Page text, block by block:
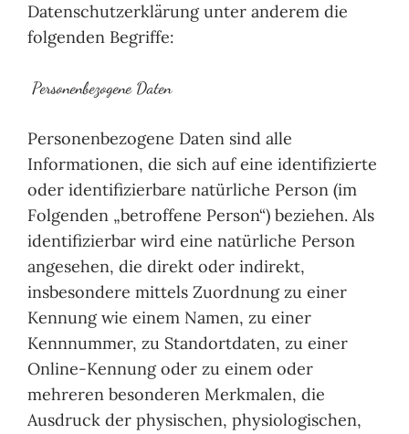
Datenschutzerklärung unter anderem die
folgenden Begriffe:
Personenbezogene Daten
Personenbezogene Daten sind alle
Informationen, die sich auf eine identifizierte
oder identifizierbare natürliche Person (im
Folgenden „betroffene Person“) beziehen. Als
identifizierbar wird eine natürliche Person
angesehen, die direkt oder indirekt,
insbesondere mittels Zuordnung zu einer
Kennung wie einem Namen, zu einer
Kennnummer, zu Standortdaten, zu einer
Online-Kennung oder zu einem oder
mehreren besonderen Merkmalen, die
Ausdruck der physischen, physiologischen,